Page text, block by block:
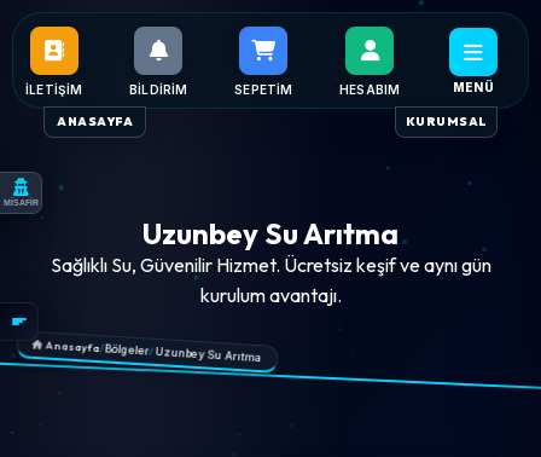
ANASAYFA KURUMSAL
İLETIŞIM BILDIRIM SEPETIM HESABIM MENÜ
Uzunbey Su Arıtma
Sağlıklı Su, Güvenilir Hizmet. Ücretsiz keşif ve aynı gün
kurulum avantajı.
Anasayfa/Bölgeler/Uzunbey Su Arıtma
MİSAFİR